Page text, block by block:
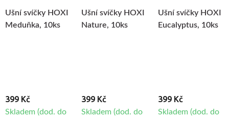
Ušní svíčky HOXI
Meduňka, 10ks
399 Kč
Skladem (dod. do
Ušní svíčky HOXI
Nature, 10ks
399 Kč
Skladem (dod. do
Ušní svíčky HOXI
Eucalyptus, 10ks
399 Kč
Skladem (dod. do